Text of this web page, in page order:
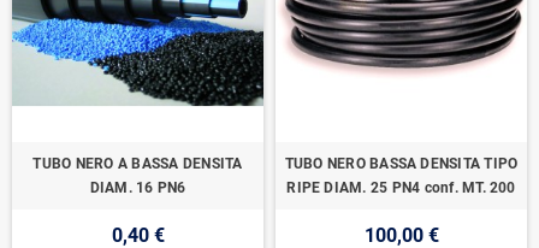
TUBO NERO A BASSA DENSITA
DIAM. 16 PN6
0,40 €
TUBO NERO BASSA DENSITA TIPO
RIPE DIAM. 25 PN4 conf. MT. 200
100,00 €